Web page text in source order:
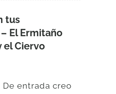
tus
El Ermitaño
el Ciervo
De entrada creo